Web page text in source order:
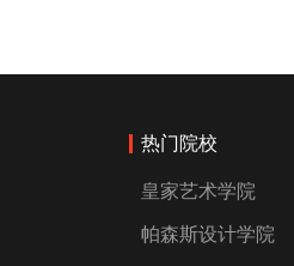
热门院校
皇家艺术学院
帕森斯设计学院